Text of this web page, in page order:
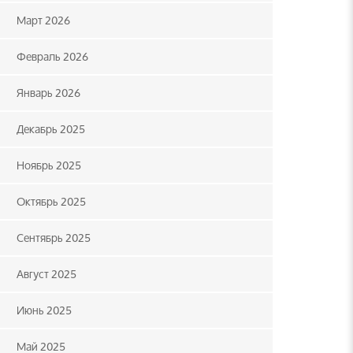
Март 2026
Февраль 2026
Январь 2026
Декабрь 2025
Ноябрь 2025
Октябрь 2025
Сентябрь 2025
Август 2025
Июнь 2025
Май 2025